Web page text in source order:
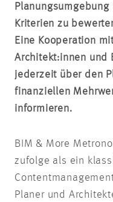
Kriterien zu
Eine Kooperation
Architekt:innen und
jederzeit über den
finanziellen
informieren.
BIM & More
zufolge als ein
Planer und